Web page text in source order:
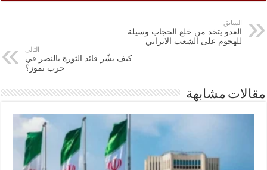
السابق
العدو يتخد من خلع الحجاب وسيلة
للهجوم على الشعب الايراني
التالي
كيف بشّر قائد الثورة بالنصر في
حرب تموز؟
مقالات مشابهة